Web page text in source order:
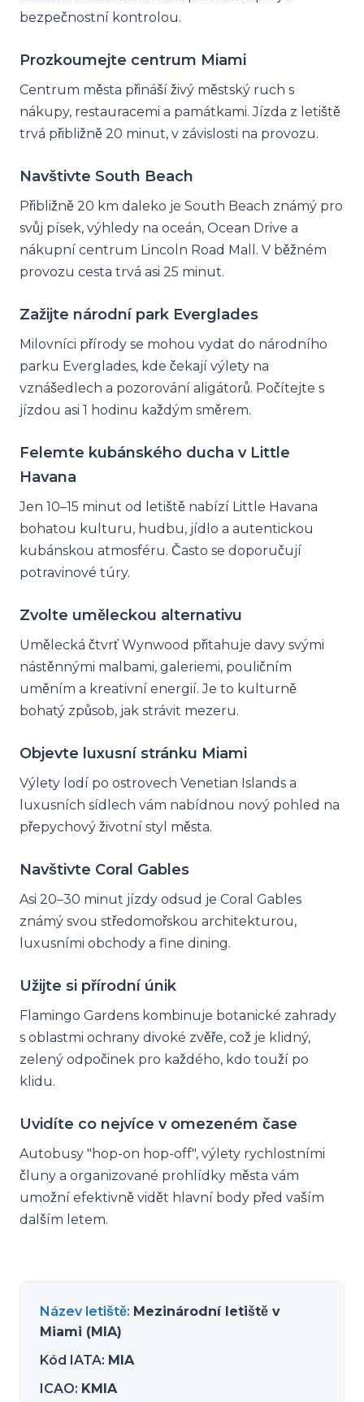
bezpečnostní kontrolou.
Prozkoumejte centrum Miami
Centrum města přináší živý městský ruch s
nákupy, restauracemi a památkami. Jízda z letiště
trvá přibližně 20 minut, v závislosti na provozu.
Navštivte South Beach
Přibližně 20 km daleko je South Beach známý pro
svůj písek, výhledy na oceán, Ocean Drive a
nákupní centrum Lincoln Road Mall. V běžném
provozu cesta trvá asi 25 minut.
Zažijte národní park Everglades
Milovníci přírody se mohou vydat do národního
parku Everglades, kde čekají výlety na
vznášedlech a pozorování aligátorů. Počítejte s
jízdou asi 1 hodinu každým směrem.
Felemte kubánského ducha v Little
Havana
Jen 10–15 minut od letiště nabízí Little Havana
bohatou kulturu, hudbu, jídlo a autentickou
kubánskou atmosféru. Často se doporučují
potravinové túry.
Zvolte uměleckou alternativu
Umělecká čtvrť Wynwood přitahuje davy svými
nástěnnými malbami, galeriemi, pouličním
uměním a kreativní energií. Je to kulturně
bohatý způsob, jak strávit mezeru.
Objevte luxusní stránku Miami
Výlety lodí po ostrovech Venetian Islands a
luxusních sídlech vám nabídnou nový pohled na
přepychový životní styl města.
Navštivte Coral Gables
Asi 20–30 minut jízdy odsud je Coral Gables
známý svou středomořskou architekturou,
luxusními obchody a fine dining.
Užijte si přírodní únik
Flamingo Gardens kombinuje botanické zahrady
s oblastmi ochrany divoké zvěře, což je klidný,
zelený odpočinek pro každého, kdo touží po
klidu.
Uvidíte co nejvíce v omezeném čase
Autobusy "hop-on hop-off", výlety rychlostními
čluny a organizované prohlídky města vám
umožní efektivně vidět hlavní body před vaším
dalším letem.
Název letiště: Mezinárodní letiště v
Miami (MIA)
Kód IATA: MIA
ICAO: KMIA